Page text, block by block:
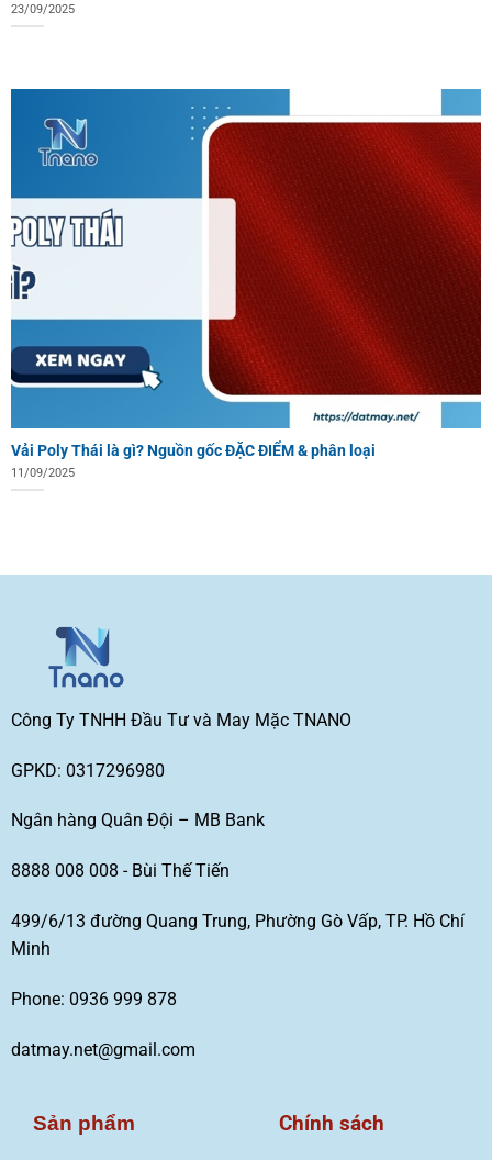
23/09/2025
Vải Poly Thái là gì? Nguồn gốc ĐẶC ĐIỂM & phân loại
11/09/2025
Công Ty TNHH Đầu Tư và May Mặc TNANO
GPKD: 0317296980
Ngân hàng Quân Đội – MB Bank
8888 008 008 - Bùi Thế Tiến
499/6/13 đường Quang Trung, Phường Gò Vấp, TP. Hồ Chí
Minh
Phone: 0936 999 878
datmay.net@gmail.com
Sản phẩm Chính sách